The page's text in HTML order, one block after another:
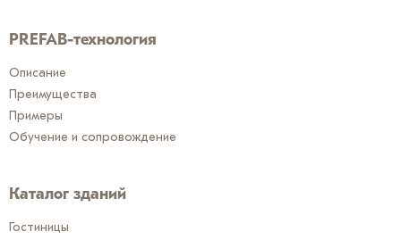
PREFAB-технология
Описание
Преимущества
Примеры
Обучение и сопровождение
Каталог зданий
Гостиницы